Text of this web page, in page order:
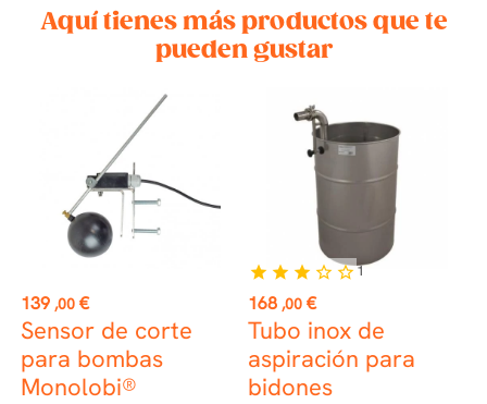
Aquí tienes más productos que te
pueden gustar
Precio
139 ,00 €
Sensor de corte
para bombas
Monolobi®
Precio
168 ,00 €
Tubo inox de
aspiración para
bidones
star star star star_border star_border1